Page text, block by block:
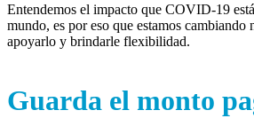
Entendemos el impacto que COVID-19
mundo, es por eso que estamos cambiando
apoyarlo y brindarle flexibilidad.
Guarda el monto